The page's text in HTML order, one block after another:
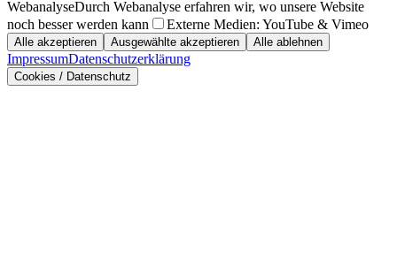
WebanalyseDurch Webanalyse erfahren wir, wo unsere Website
noch besser werden kann
Externe Medien: YouTube & Vimeo
Alle akzeptieren Ausgewählte akzeptieren Alle ablehnen
ImpressumDatenschutzerklärung
Cookies / Datenschutz